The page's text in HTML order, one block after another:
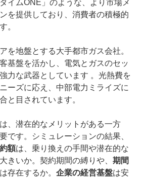
イムONE」のような、より市場メ
を提供しており、消費者の積極的
。
を地盤とする大手都市ガス会社。
基盤を活かし、電気とガスのセッ
力な武器としています 。光熱費を
ーズに応え、中部電力ミライズに
と目されています。
、潜在的なメリットがある一方
です。シミュレーションの結果、
額は、乗り換えの手間や潜在的な
きいか。契約期間の縛りや、 期間
存在するか。 企業の経営基盤は安